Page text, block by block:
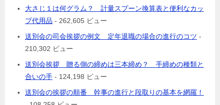
大さじ１は何グラム？ 計量スプーン換算表と便利なカッ
プ代用品 - 262,605 ビュー
送別会の司会挨拶の例文 定年退職の場合の進行のコツ -
210,302 ビュー
送別会挨拶 贈る側の締めは三本締め？ 手締めの種類と
合いの手 - 124,198 ビュー
送別会の挨拶の順番 幹事の進行と段取りの基本を網羅！